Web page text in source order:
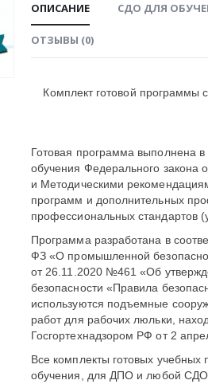
ОПИСАНИЕ СДО ДЛЯ
ОТЗЫВЫ (0)
Комплект готовой программы
Готовая программа выполнена
обучения Федерального
и Методическими
программ и дополнительных
профессиональных стандартов
Программа разработана в
ФЗ «О промышленной
от 26.11.2020 №461 «Об
безопасности «Правила
используются подъемные
работ для рабочих люльки,
Госгортехнадзором РФ от 2
Все комплекты готовых учебных
обучения, для ДПО и любой СДО.